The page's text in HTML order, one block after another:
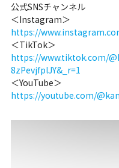
公式SNSチャンネル
＜Instagram＞
https://
＜TikTok＞
https://www.tiktok.com/
8zPevjfplJY&_r=1
＜YouTube＞
https://youtube.com/